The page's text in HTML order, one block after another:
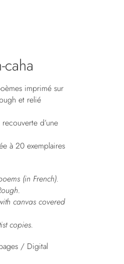
imprimé sur
et relié
d’une
à 20 exemplaires
(in French).
canvas covered
copies.
/ Digital